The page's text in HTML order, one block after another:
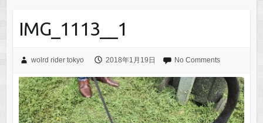
IMG_1113__1
wolrd rider tokyo 2018年1月19日 No Comments